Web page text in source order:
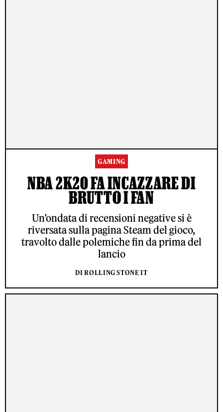
GAMING
NBA 2K20 FA INCAZZARE DI
BRUTTO I FAN
Un’ondata di recensioni negative si è
riversata sulla pagina Steam del gioco,
travolto dalle polemiche fin da prima del
lancio
DI ROLLING STONE IT